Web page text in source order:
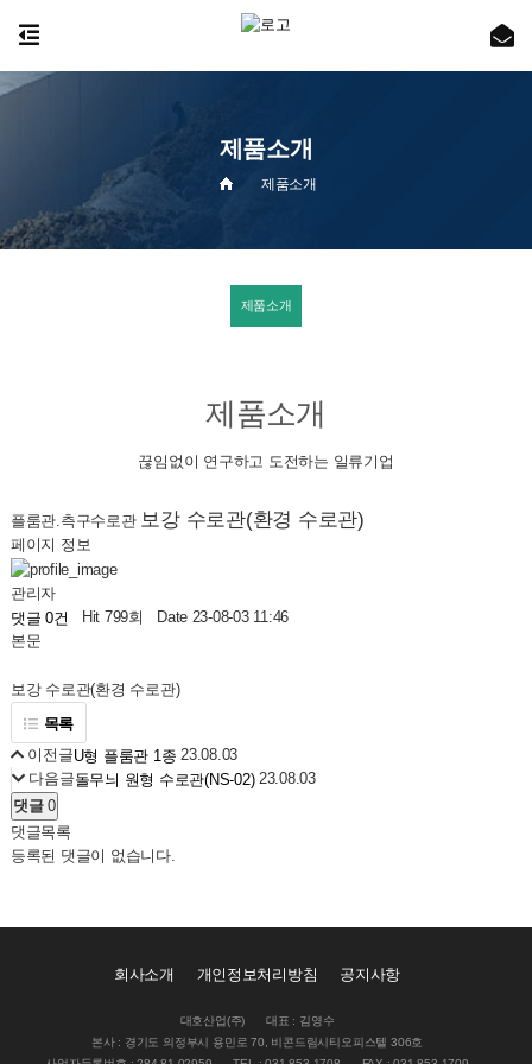
제품소개
제품소개
제품소개
제품소개
끊임없이 연구하고 도전하는 일류기업
플룸관.측구수로관 보강 수로관(환경 수로관)
페이지 정보
관리자
댓글 0건
Hit 799회
Date 23-08-03 11:46
본문
보강 수로관(환경 수로관)
목록
이전글U형 플룸관 1종 23.08.03
다음글돌무늬 원형 수로관(NS-02) 23.08.03
댓글0
댓글목록
등록된 댓글이 없습니다.
회사소개 개인정보처리방침 공지사항
대호산업(주)
대표 : 김영수
본사 : 경기도 의정부시 용민로 70, 비콘드림시티오피스텔 306호